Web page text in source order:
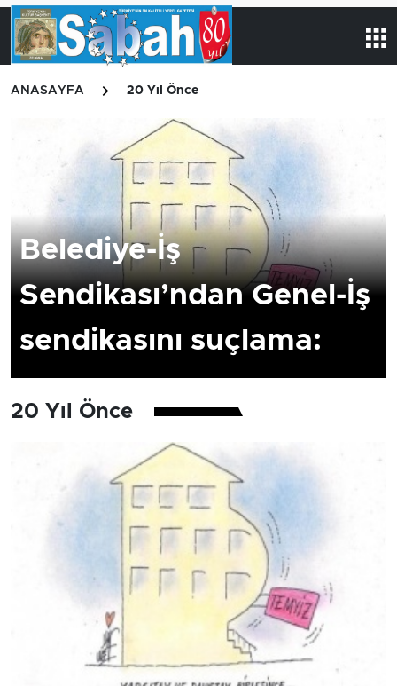
ANASAYFA 20 Yıl Önce
Belediye-İş
Sendikası’ndan Genel-İş
sendikasını suçlama:
20 Yıl Önce